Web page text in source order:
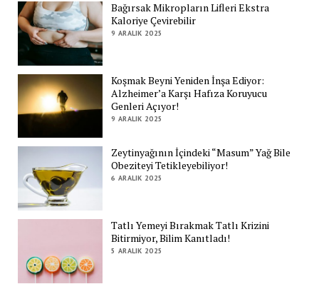
Bağırsak Mikropların Lifleri Ekstra
Kaloriye Çevirebilir
9 ARALIK 2025
Koşmak Beyni Yeniden İnşa Ediyor:
Alzheimer’a Karşı Hafıza Koruyucu
Genleri Açıyor!
9 ARALIK 2025
Zeytinyağının İçindeki “Masum” Yağ Bile
Obeziteyi Tetikleyebiliyor!
6 ARALIK 2025
Tatlı Yemeyi Bırakmak Tatlı Krizini
Bitirmiyor, Bilim Kanıtladı!
5 ARALIK 2025